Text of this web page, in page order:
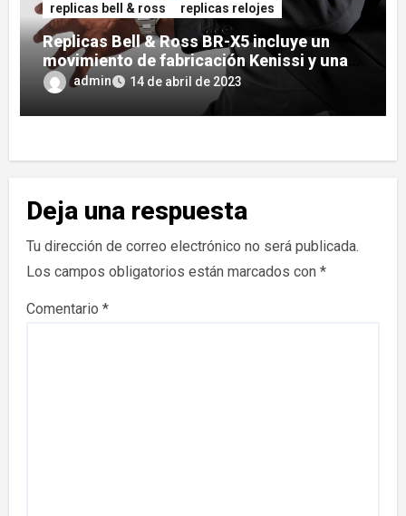
replicas bell & ross replicas relojes
Replicas Bell & Ross BR-X5 incluye un
movimiento de fabricación Kenissi y una
nueva apariencia fresca
admin 14 de abril de 2023
Deja una respuesta
Tu dirección de correo electrónico no será publicada.
Los campos obligatorios están marcados con *
Comentario *